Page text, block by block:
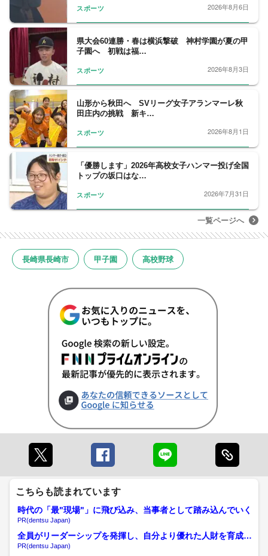
スポーツ 2026年8月6日
県大会60連勝・春は横浜撃破 神村学園が夏の甲
子園へ 初戦は福…
スポーツ 2026年8月3日
山形から秋田へ SVリーグ女子アランマーレ秋
田庄内の挑戦 新キ…
スポーツ 2026年8月1日
「優勝します」2026年高校女子ハンマー投げ全国
トップの坂口はな…
スポーツ 2026年7月31日
一覧ページへ
長崎県長崎市 甲子園 高校野球
こちらも読まれています
時代の「最"現場"」に飛び込み、当事者として踏み込んでいく
PR(dentsu Japan)
全員がリーダーシップを発揮し、自分より優れた人財を育成す
る
PR(dentsu Japan)